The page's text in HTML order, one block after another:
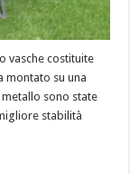
vasche costituite
montato su una
sono state
stabilità